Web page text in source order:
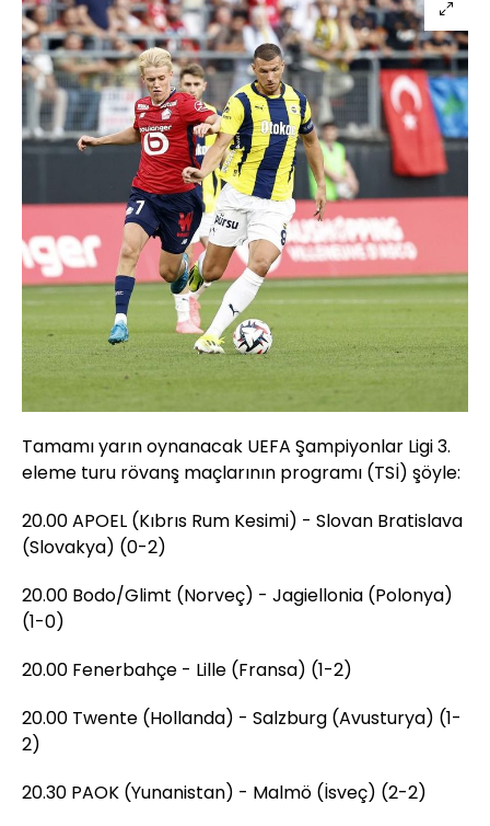
Tamamı yarın oynanacak UEFA Şampiyonlar Ligi 3.
eleme turu rövanş maçlarının programı (TSİ) şöyle:
20.00 APOEL (Kıbrıs Rum Kesimi) - Slovan Bratislava
(Slovakya) (0-2)
20.00 Bodo/Glimt (Norveç) - Jagiellonia (Polonya)
(1-0)
20.00 Fenerbahçe - Lille (Fransa) (1-2)
20.00 Twente (Hollanda) - Salzburg (Avusturya) (1-
2)
20.30 PAOK (Yunanistan) - Malmö (İsveç) (2-2)